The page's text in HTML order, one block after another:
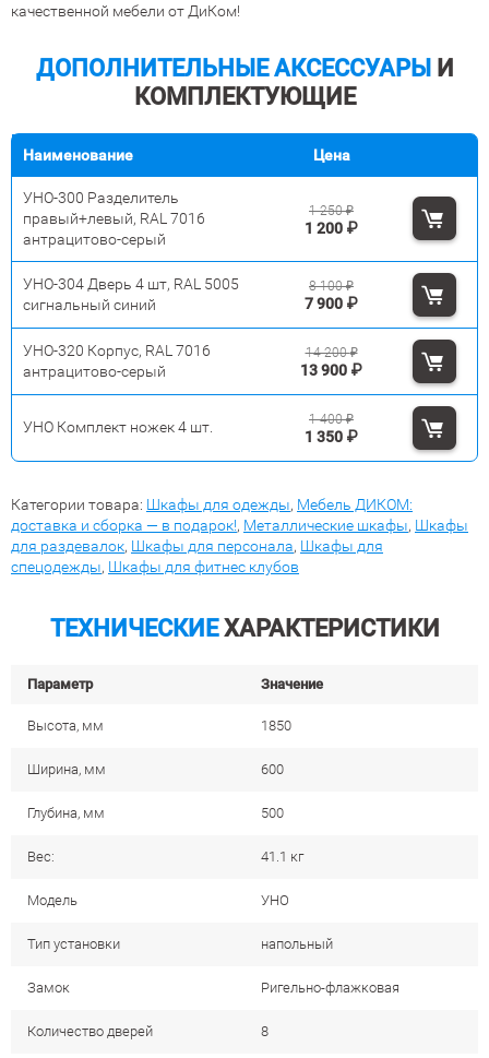
качественной мебели от ДиКом!
ДОПОЛНИТЕЛЬНЫЕ АКСЕССУАРЫ И
КОМПЛЕКТУЮЩИЕ
Наименование Цена
УНО-300 Разделитель
правый+левый, RAL 7016
антрацитово-серый
1 200 ₽
1 250₽
УНО-304 Дверь 4 шт, RAL 5005
сигнальный синий
7 900 ₽
8 100₽
УНО-320 Корпус, RAL 7016
антрацитово-серый
13 900 ₽
14 200₽
УНО Комплект ножек 4 шт.
1 350 ₽
1 400₽
Категории товара: Шкафы для одежды, Мебель ДИКОМ:
доставка и сборка — в подарок!, Металлические шкафы, Шкафы
для раздевалок, Шкафы для персонала, Шкафы для
спецодежды, Шкафы для фитнес клубов
ТЕХНИЧЕСКИЕХАРАКТЕРИСТИКИ
Параметр Значение
Высота, мм 1850
Ширина, мм 600
Глубина, мм 500
Вес: 41.1 кг
Модель УНО
Тип установки напольный
Замок Ригельно-флажковая
Количество дверей 8